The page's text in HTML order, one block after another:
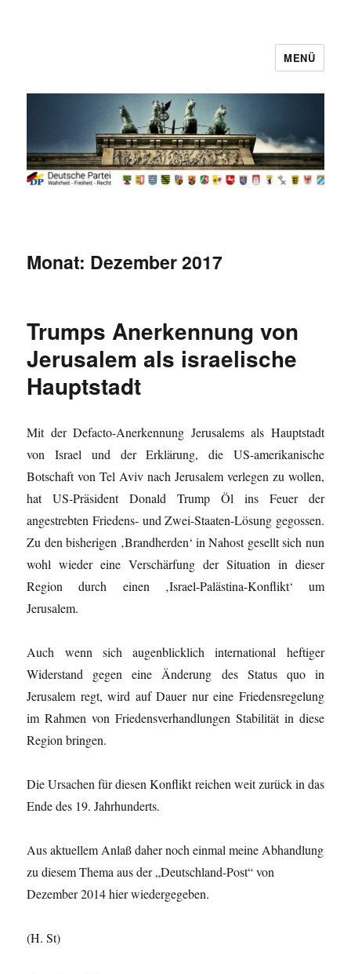
MENÜ
Monat: Dezember 2017
Trumps Anerkennung von
Jerusalem als israelische
Hauptstadt
Mit der Defacto-Anerkennung Jerusalems als Hauptstadt
von Israel und der Erklärung, die US-amerikanische
Botschaft von Tel Aviv nach Jerusalem verlegen zu wollen,
hat US-Präsident Donald Trump Öl ins Feuer der
angestrebten Friedens- und Zwei-Staaten-Lösung gegossen.
Zu den bisherigen ‚Brandherden‘ in Nahost gesellt sich nun
wohl wieder eine Verschärfung der Situation in dieser
Region durch einen ‚Israel-Palästina-Konflikt‘ um
Jerusalem.
Auch wenn sich augenblicklich international heftiger
Widerstand gegen eine Änderung des Status quo in
Jerusalem regt, wird auf Dauer nur eine Friedensregelung
im Rahmen von Friedensverhandlungen Stabilität in diese
Region bringen.
Die Ursachen für diesen Konflikt reichen weit zurück in das
Ende des 19. Jahrhunderts.
Aus aktuellem Anlaß daher noch einmal meine Abhandlung
zu diesem Thema aus der „Deutschland-Post“ von
Dezember 2014 hier wiedergegeben.
(H. St)